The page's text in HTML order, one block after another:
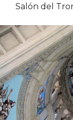
Salón del